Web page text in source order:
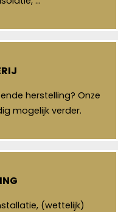
herstelling? Onze
mogelijk verder.
(wettelijk)